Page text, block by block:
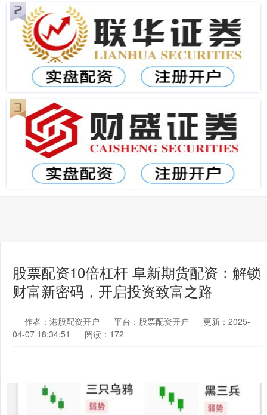
股票配资10倍杠杆 阜新期货配资：解锁
财富新密码，开启投资致富之路
作者：港股配资开户 平台：股票配资开户
更新：2025-
04-07 18:34:51
阅读：172